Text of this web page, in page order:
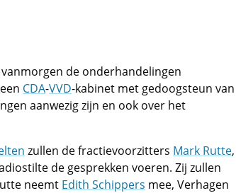
de onderhandelingen
CDA-VVD-kabinet met gedoogsteun van
aanwezig zijn en ook over het
zullen de fractievoorzitters Mark Rutte,
de gesprekken voeren. Zij zullen
neemt Edith Schippers mee, Verhagen